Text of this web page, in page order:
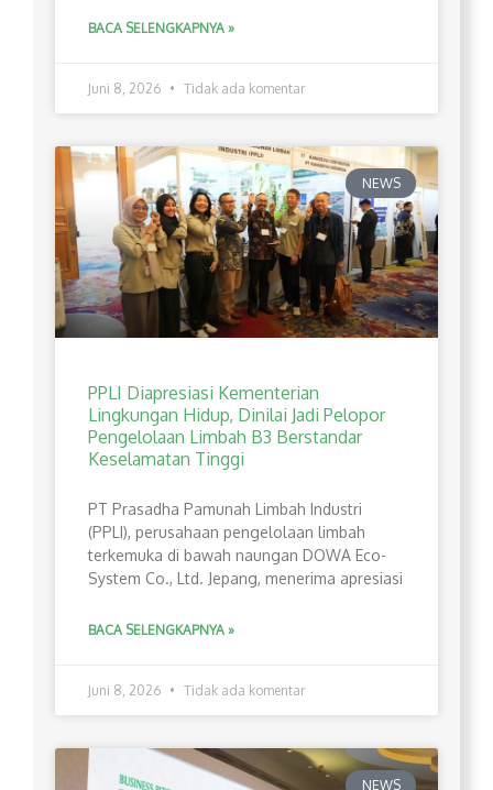
BACA SELENGKAPNYA »
Juni 8, 2026 Tidak ada komentar
NEWS
PPLI Diapresiasi Kementerian
Lingkungan Hidup, Dinilai Jadi Pelopor
Pengelolaan Limbah B3 Berstandar
Keselamatan Tinggi
PT Prasadha Pamunah Limbah Industri
(PPLI), perusahaan pengelolaan limbah
terkemuka di bawah naungan DOWA Eco-
System Co., Ltd. Jepang, menerima apresiasi
BACA SELENGKAPNYA »
Juni 8, 2026 Tidak ada komentar
NEWS